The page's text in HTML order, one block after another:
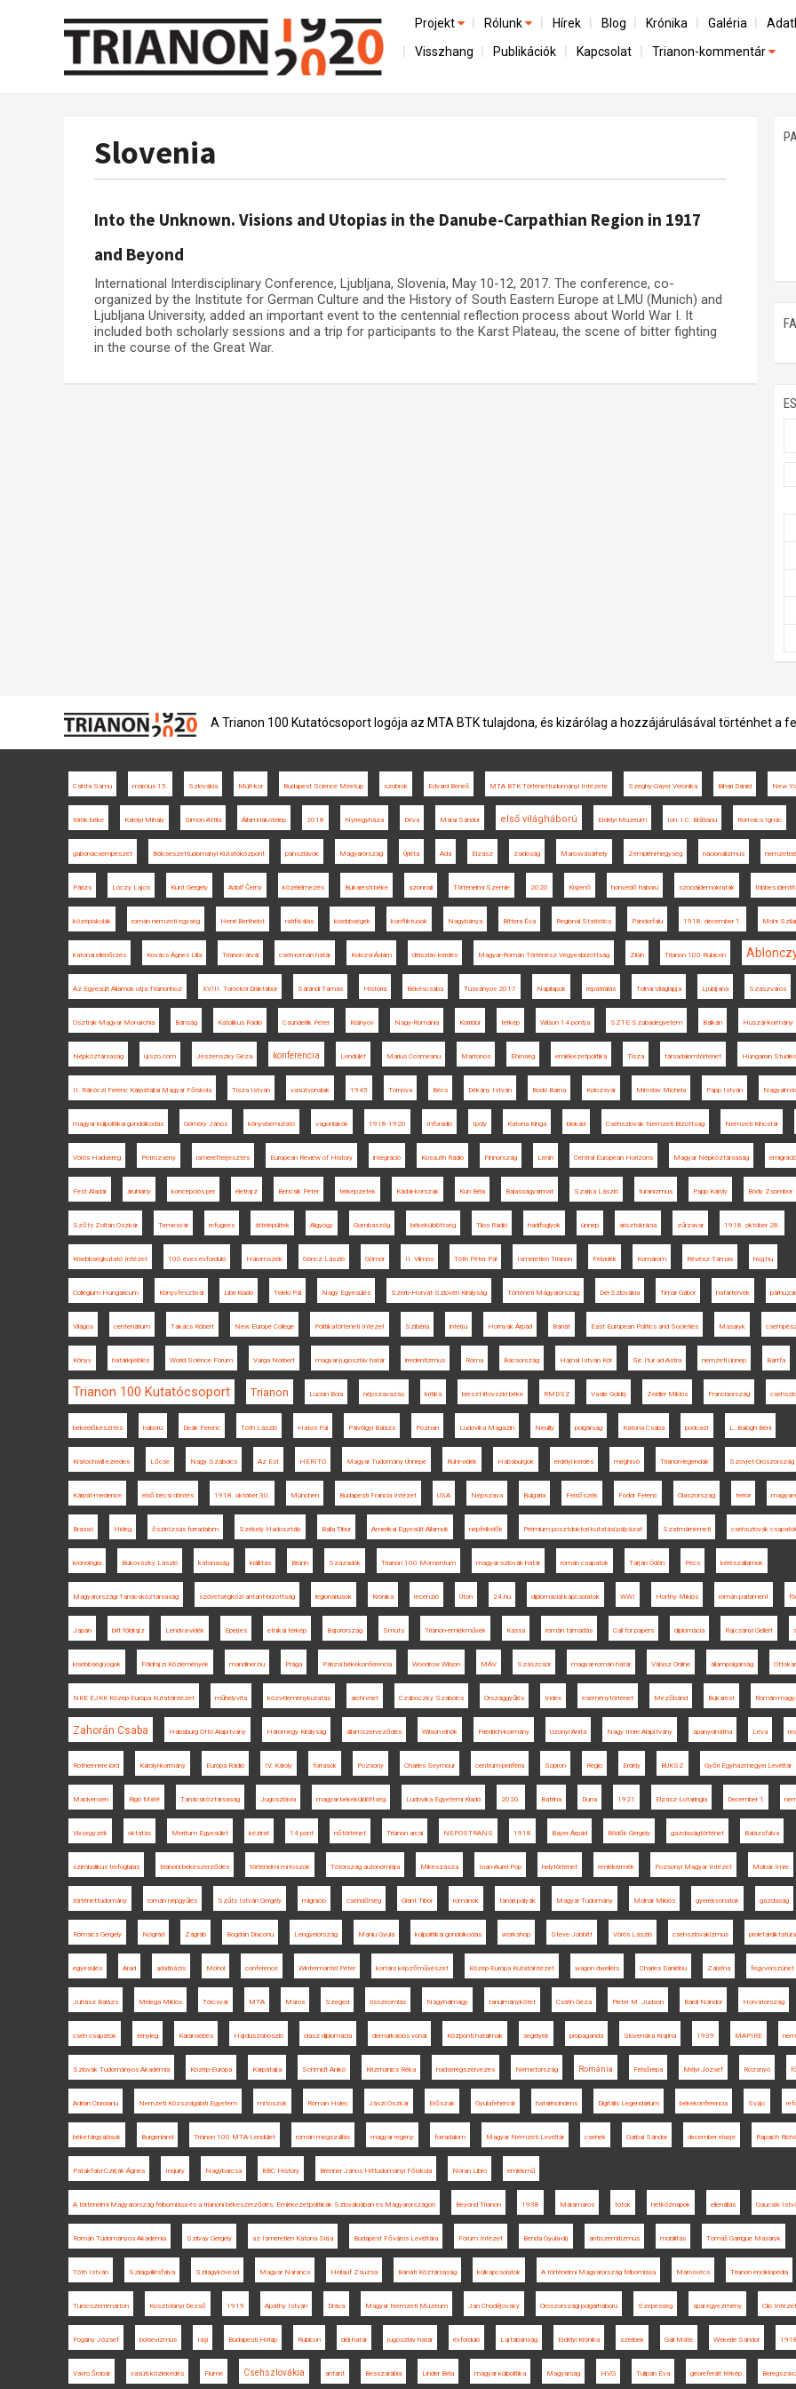
Projekt
Előzmények
Az összeomlás és a magyar társadalom
Utókor és emlékezet
Rólunk
A kutatócsoport működéséről
Hírek Blog Krónika Galéria
Visszhang Publikációk Kapcsolat Trianon-kommentár
Slovenia
Into the Unknown. Visions and Utopias in the Danube-Carpathian Region in 1917
and Beyond
International Interdisciplinary Conference, Ljubljana, Slovenia, May 10-12, 2017. The conference, co-
organized by the Institute for German Culture and the History of South Eastern Europe at LMU (Munich) and
Ljubljana University, added an important event to the centennial reflection process about World War I. It
included both scholarly sessions and a trip for participants to the Karst Plateau, the scene of bitter fighting
in the course of the Great War.
A Trianon 100 Kutatócsoport logója az MTA BTK tulajdona, és kizárólag a hozzájárulásával történhet a
Csinta Samu március 15. Szlovákia Múlt-kor Budapest Science Meetup szobrok Edvard Beneš MTA BTK Történettudományi Intézete Szeghy-Gayer Veronika Bihari Dániel New
török béke Károlyi Mihály Simon Attila Állami lakótelep 2018 Nyíregyháza Déva Márai Sándor első világháború Erdélyi Múzeum Ion. I.C. Brătianu Romsics Ignác
gabonacsempészet Bölcsészettudományi Kutatóközpont pánszlávok Magyarország Újléta Ada Elzász zsidóság Marosvásárhely Zempléni-hegység nacionalizmus
Párizs Lóczy Lajos Kunt Gergely Adolf Černý közélelmezés Bukaresti béke azonnali Történelmi Szemle 2020 Kisjenő honvédő háború szociáldemokraták többes
középiskolák román nemzeti egység Henri Berthelot ratifikálás kisebbségek konfliktusok Nagybánya Bittera Éva Regional Statistics Pándorfalu 1918. december 1. Mohr
katonai ellenőrzés Kovács Ágnes Lilla Trianon árvái cseh-román határ Kolozsi Ádám délszláv kérdés Magyar-Román Történész Vegyesbizottság Zilah Trianon 100 Rubicon
Az Egyesült Államok útja Trianonhoz XVIII. Torockói Diáktábor Sárándi Tamás História Békéscsaba Tusványos 2017 Napilapok repatriálás Tolnai Világlapja Ljubljana Szászváros
Osztrák-Magyar Monarchia Bánság Katolikus Rádió Csunderlik Péter Kisinyov Nagy-Románia Korridor térkép Wilson 14 pontja SZTE Szabadegyetem Balkán Huszár-kormány
Népköztársaság ujszo.com Jeszenszky Géza konferencia Lendület Marius Cosmeanu Martonos Éhínség emlékezetpolitika Tisza társadalomtörténet Hungarian
II. Rákóczi Ferenc Kárpátaljai Magyar Főiskola Tisza István vasútvonalak 1945 Tornova Bécs Dékány István Bodó Barna Kolozsvár Miroslav Michela Papp István
magyar külpolitikai gondolkodás Gömöry János könyvbemutató vagonlakók 1918-1920 Inforádió Ipoly Katona Kinga blokád Csehszlovák Nemzeti Bizottság Nemzeti Kincstár
Vörös Hadsereg Petrozsény ismeretterjesztés European Review of History integráció Kossuth Rádió Finnország Lenin Central European Horizons Magyar Népköztársaság emigráció
Fest Aladár áruhiány koncepciós per életrajz Bencsik Péter térképzetek Kádár-korszak Kun Béla Balassagyarmat Szarka László turanizmus Papp Károly Bódy Zsombor
Szőts Zoltán Oszkár Temesvár refugees áttelepültek Algyógy Gombaszög békeküldöttség Tilos Rádió hadifoglyok ünnep arisztokrácia zűrzavar 1918. október 28.
Kisebbségkutató Intézet 100 éves évforduló Háromszék Göncz László Gömör II. Vilmos Tóth Péter Pál Ismeretlen Trianon Felvidék Komárom Révész Tamás hvg.hu
Collegium Hungaricum Könyvfesztivál Libri Kiadó Teleki Pál Nagy Egyesülés Szerb-Horvát-Szlovén Királyság Történeti Magyarország Dél-Szlovákia Timár Gábor határtervek
Világos centenárium Takács Róbert New Europe College Politikatörténeti Intézet Szibéria interjú Hornyák Árpád Bánát East European Politics and Societies Masaryk
Könyv határkijelölés World Science Forum Varga Norbert magyar-jugoszláv határ irredentizmus Róma Bácsország Hajnal István Kör Sic Itur ad Astra nemzeti ünnep Bártfa
Trianon 100 Kutatócsoport Trianon Lucian Boia népszavazás kritika breszt-litovszki béke RMDSZ Vasile Goldiș Zeidler Miklós Franciaország
békeelőkészítés háború Deák Ferenc Tóth László Hatos Pál Pálvölgyi Balázs Poznan Ludovika Magazin Neuilly polgárság Katona Csaba podcast L. Balogh Béni
Kratochwill ezredes Lőcse Nagy Szabolcs Az Est HERITO Magyar Tudomány Ünnepe Ruhr-vidék Habsburgok erdélyi kérdés meghívó Trianon-legendák Szovjet-Oroszország
Kárpát-medence első bécsi döntés 1918. október 30. München Budapesti Francia Intézet USA Népszava Bulgária Felsőszék Fodor Ferenc Olaszország terror
Brassó Hideg őszirózsás forradalom Székely Hadosztály Balla Tibor Amerikai Egyesült Államok népfelkelők Prémium posztdoktori kutatási pályázat Szatmárnémeti csehszlovák
kronológia Bukovszky László katonaság kiállítás Brünn Századok Trianon 100 Momentum magyar-szlovák határ román csapatok Tarján Ödön Pécs kérészállamok
Magyarországi Tanácsköztársaság szövetségközi antant-bizottság legionáriusok Krónika recenzió Úton 24.hu diplomáciai kapcsolatok WWI Horthy Miklós román parlament
Japán brit földrajz Lendva-vidék Eperjes etnikai térkép Bajorország Smuts Trianon-emlékművek Kassa román támadás Call for papers diplomácia Rajcsányi Gellért
kisebbségi jogok Földrajzi Közlemények mandiner.hu Prága Párizsi békekonferencia Woodrow Wilson MÁV Szászcsór magyar-román határ Válasz Online állampolgárság
NKE EJKK Közép-Európa Kutatóintézet műhelyvita közvéleménykutatás archívnet Czáboczky Szabolcs Országgyűlés Index eseménytörténet Mezőbánd Bukarest Román-
Zahorán Csaba Habsburg Ottó Alapítvány Háromegy Királyság államszerveződés Wilson elnök Friedrich-kormány Uzonyi Anita Nagy Imre Alapítvány spanyolnátha Léva
Rothermere lord Károlyi-kormány Európa Rádió IV. Károly források Pozsony Charles Seymour centrum-periféria Sopron Regio Erdély BUKSZ Győri Egyházmegyei Levéltár
Mackensen Rigó Máté Tanácsköztársaság Jugoszlávia magyar békeküldöttség Ludovika Egyetemi Kiadó 2020. Batrina Duna 1921 Elzász-Lotaringia December 1
Vix-jegyzék oktatás Meritum Egyesület kézirat 14 pont nőtörténet Trianon arcai NEPOSTRANS 1918 Bayer Árpád Bödők Gergely gazdaságtörténet Balázsfalva
szimbolikus térfoglalás trianoni békeszerződés történelmi mítoszok Tótország autonómiája Mikeszásza Ioan-Aurel Pop helytörténet emlékérmék Pozsonyi Magyar Intézet Molnár Imre
történettudomány román népgyűlés Szűts István Gergely migráció csendőrség Glant Tibor románok tanári pályák Magyar Tudomány Molnár Miklós gyerekvonatok gazdaság
Romsics Gergely Nógrád Zágráb Bogdan Diaconu Lengyelország Maniu Gyula külpolitikai gondolkodás workshop Steve Jobbitt Vörös László csehszlovakizmus proletárdiktatúra
egyesülés Arad adatbázis Mohol conference Wintermantel Péter kortárs képzőművészet Közép-Európa Kutatóintézet wagon dwellers Charles Daniélou Zalatna fegyverszünet
Juhász Balázs Melega Miklós Törcsvár MTA Maros Szeged összeomlás Nagyhalmágy tanulmánykötet Csáth Géza Pieter M. Judson Bárdi Nándor Horvátország
cseh csapatok tényleg Karánsebes Hajdúszoboszló olasz diplomácia demarkációs vonal Központi hatalmak segélyek propaganda Slovenska Krajina 1939 MAPIRE
Szlovák Tudományos Akadémia Közép-Európa Kárpátalja Schmidt Anikó Krizmanics Réka hadseregszervezés Németország Románia Felsőrépa Mélyi József Rozsnyó
Adrian Cioroianu Nemzeti Közszolgálati Egyetem mítoszok Roman Holec Jászi Oszkár Erőszak Gyulafehérvár határincindens Digitális Legendárium békekonferencia Svájc
béketárgyalások Burgenland Trianon 100 MTA-Lendület román megszállás magyar regény forradalom Magyar Nemzeti Levéltár csehek Garbai Sándor december elseje Rapaich
Patakfalvi-Czirják Ágnes Inquiry Nagybarcsa BBC History Brenner János Hittudományi Főiskola Noran Libro emlékmű
A történelmi Magyarország felbomlása és a trianoni békeszerződés. Emlékezetpolitikák Szlovákiában és Magyarországon Beyond Trianon 1938 Máramaros tótok hétköznapok ellenállás Gaucsík
Román Tudományos Akadémia Szilvay Gergely az Ismeretlen Katona Sírja Budapest Főváros Levéltára Fórum Intézet Benda Gyula-díj antiszemitizmus mobilitás Tomáš Garrigue Masaryk
Tóth István Szilágyillésfalva Szilágykövesd Magyar Narancs Heilauf Zsuzsa Bánáti Köztársaság külkapcsolatok A történelmi Magyarország felbomlása Marosvécs Trianon enciklopédia
Turócszentmárton Kosztolányi Dezső 1919 Apáthy István Dráva Magyar Nemzeti Múzeum Jan Chodějovský Oroszországi polgárháború Szepesség spai egyezmény Clio Intézet
Pogány József bolsevizmus Iaşi Budapesti Hírlap Rubicon déli határ jugoszláv határ évforduló Lajtabánság Erdélyi Krónika szerbek Gali Máté Wekerle Sándor
Vavro Šrobár vasúti közlekedés Fiume Csehszlovákia antant Besszarábia Linder Béla magyar külpolitika Magyarság HVG Tulipán Éva georeferált térkép